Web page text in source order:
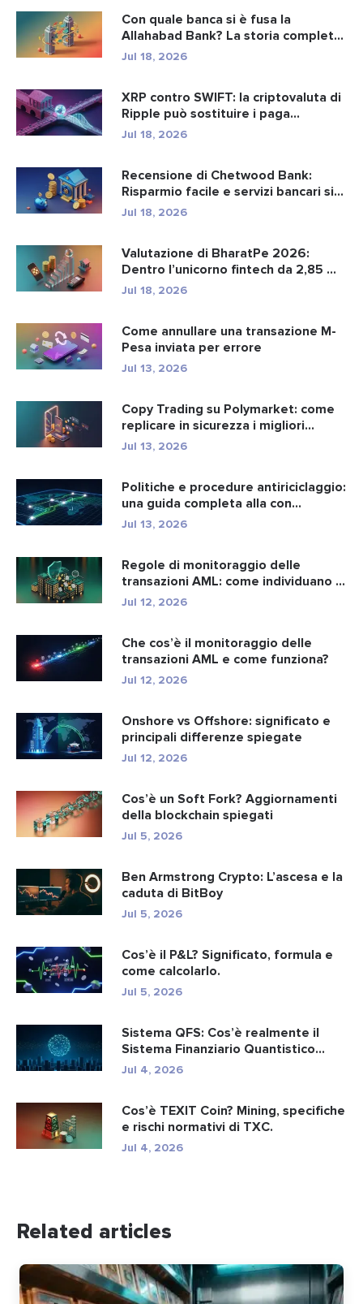
Con quale banca si è fusa la
Allahabad Bank? La storia completa
d...
Jul 18, 2026
XRP contro SWIFT: la criptovaluta di
Ripple può sostituire i paga...
Jul 18, 2026
Recensione di Chetwood Bank:
Risparmio facile e servizi bancari si...
Jul 18, 2026
Valutazione di BharatPe 2026:
Dentro l’unicorno fintech da 2,85 ...
Jul 18, 2026
Come annullare una transazione M-
Pesa inviata per errore
Jul 13, 2026
Copy Trading su Polymarket: come
replicare in sicurezza i migliori...
Jul 13, 2026
Politiche e procedure antiriciclaggio:
una guida completa alla con...
Jul 13, 2026
Regole di monitoraggio delle
transazioni AML: come individuano i
r...
Jul 12, 2026
Che cos’è il monitoraggio delle
transazioni AML e come funziona?
Jul 12, 2026
Onshore vs Offshore: significato e
principali differenze spiegate
Jul 12, 2026
Cos’è un Soft Fork? Aggiornamenti
della blockchain spiegati
Jul 5, 2026
Ben Armstrong Crypto: L’ascesa e la
caduta di BitBoy
Jul 5, 2026
Cos’è il P&L? Significato, formula e
come calcolarlo.
Jul 5, 2026
Sistema QFS: Cos’è realmente il
Sistema Finanziario Quantistico...
Jul 4, 2026
Cos’è TEXIT Coin? Mining, specifiche
e rischi normativi di TXC.
Jul 4, 2026
Related articles